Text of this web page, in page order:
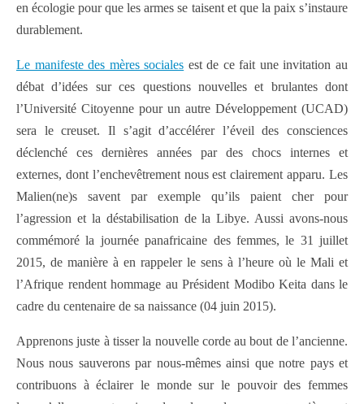
en écologie pour que les armes se taisent et que la paix s’instaure
durablement.
Le manifeste des mères sociales est de ce fait une invitation au
débat d’idées sur ces questions nouvelles et brulantes dont
l’Université Citoyenne pour un autre Développement (UCAD)
sera le creuset. Il s’agit d’accélérer l’éveil des consciences
déclenché ces dernières années par des chocs internes et
externes, dont l’enchevêtrement nous est clairement apparu. Les
Malien(ne)s savent par exemple qu’ils paient cher pour
l’agression et la déstabilisation de la Libye. Aussi avons-nous
commémoré la journée panafricaine des femmes, le 31 juillet
2015, de manière à en rappeler le sens à l’heure où le Mali et
l’Afrique rendent hommage au Président Modibo Keita dans le
cadre du centenaire de sa naissance (04 juin 2015).
Apprenons juste à tisser la nouvelle corde au bout de l’ancienne.
Nous nous sauverons par nous-mêmes ainsi que notre pays et
contribuons à éclairer le monde sur le pouvoir des femmes